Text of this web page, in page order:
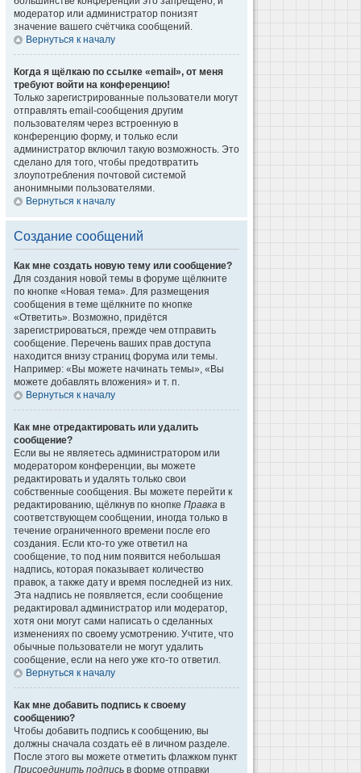
модератор или администратор понизят
значение вашего счётчика сообщений.
Вернуться к началу
Когда я щёлкаю по ссылке «email», от меня
требуют войти на конференцию!
Только зарегистрированные пользователи могут
отправлять email-сообщения другим
пользователям через встроенную в
конференцию форму, и только если
администратор включил такую возможность. Это
сделано для того, чтобы предотвратить
злоупотребления почтовой системой
анонимными пользователями.
Вернуться к началу
Создание сообщений
Как мне создать новую тему или сообщение?
Для создания новой темы в форуме щёлкните
по кнопке «Новая тема». Для размещения
сообщения в теме щёлкните по кнопке
«Ответить». Возможно, придётся
зарегистрироваться, прежде чем отправить
сообщение. Перечень ваших прав доступа
находится внизу страниц форума или темы.
Например: «Вы можете начинать темы», «Вы
можете добавлять вложения» и т. п.
Вернуться к началу
Как мне отредактировать или удалить
сообщение?
Если вы не являетесь администратором или
модератором конференции, вы можете
редактировать и удалять только свои
собственные сообщения. Вы можете перейти к
редактированию, щёлкнув по кнопке Правка в
соответствующем сообщении, иногда только в
течение ограниченного времени после его
создания. Если кто-то уже ответил на
сообщение, то под ним появится небольшая
надпись, которая показывает количество
правок, а также дату и время последней из них.
Эта надпись не появляется, если сообщение
редактировал администратор или модератор,
хотя они могут сами написать о сделанных
изменениях по своему усмотрению. Учтите, что
обычные пользователи не могут удалить
сообщение, если на него уже кто-то ответил.
Вернуться к началу
Как мне добавить подпись к своему
сообщению?
Чтобы добавить подпись к сообщению, вы
должны сначала создать её в личном разделе.
После этого вы можете отметить флажком пункт
Присоединить подпись в форме отправки